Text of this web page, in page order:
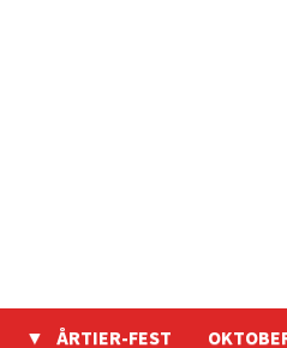
ÅRTIER-FEST